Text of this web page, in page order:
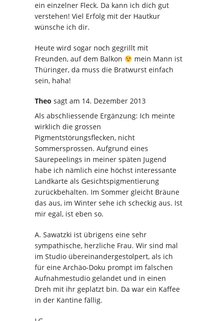
ein einzelner Fleck. Da kann ich dich gut
verstehen! Viel Erfolg mit der Hautkur
wünsche ich dir.
Heute wird sogar noch gegrillt mit
Freunden, auf dem Balkon
mein Mann ist
Thüringer, da muss die Bratwurst einfach
sein, haha!
Theo sagt am 14. Dezember 2013
Als abschliessende Ergänzung: Ich meinte
wirklich die grossen
Pigmentstörungsflecken, nicht
Sommersprossen. Aufgrund eines
Säurepeelings in meiner späten Jugend
habe ich nämlich eine höchst interessante
Landkarte als Gesichtspigmentierung
zurückbehalten. Im Sommer gleicht Bräune
das aus, im Winter sehe ich scheckig aus. Ist
mir egal, ist eben so.
A. Sawatzki ist übrigens eine sehr
sympathische, herzliche Frau. Wir sind mal
im Studio übereinandergestolpert, als ich
für eine Archäo-Doku prompt im falschen
Aufnahmestudio gelandet und in einen
Dreh mit ihr geplatzt bin. Da war ein Kaffee
in der Kantine fällig.